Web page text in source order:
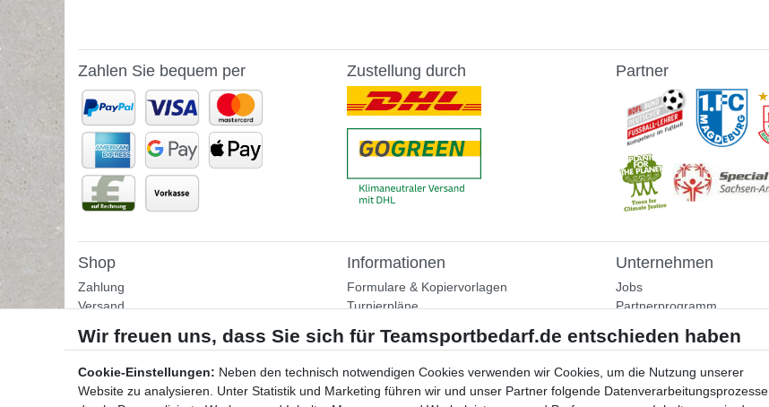
Zahlen Sie bequem per Zustellung durch Partner
Shop
Zahlung
Versand
Helpcenter
Bestellformular
Kontakt
Informationen
Formulare & Kopiervorlagen
Turnierpläne
Tipps & Informationen
Unternehmen
Jobs
Partnerprogramm
Bestellung widerrufen
Datenschutzerklärung
Cookie-Einstellungen: Neben den technisch notwendigen Cookies verwenden wir Cookies, um die Nutzung unserer
Website zu analysieren. Unter Statistik und Marketing führen wir und unser Partner folgende Datenverarbeitungsprozesse